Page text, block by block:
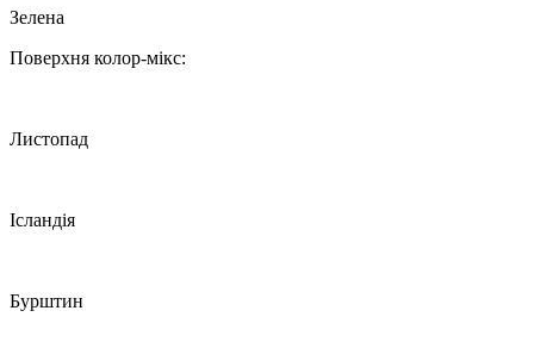
Зелена
Поверхня колор-мікс:
Листопад
Ісландія
Бурштин